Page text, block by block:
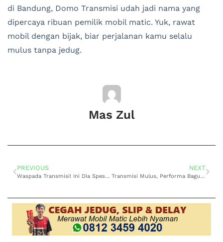
di Bandung, Domo Transmisi udah jadi nama yang
dipercaya ribuan pemilik mobil matic. Yuk, rawat
mobil dengan bijak, biar perjalanan kamu selalu
mulus tanpa jedug.
Mas Zul
PREVIOUS
Waspada Transmisi! Ini Dia Spesialis Service Oli Transmisi Mitsubishi Terpercaya di Bandung
NEXT
Transmisi Mulus, Performa Bagus: Solusi Overhaul Toyota Terpercaya di Bandung